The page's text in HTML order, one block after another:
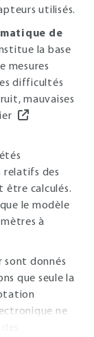
utilisés.
de
la base
mesures
difficultés
mauvaises
relatifs des
être calculés.
le modèle
à
sont donnés
que seule la
ne